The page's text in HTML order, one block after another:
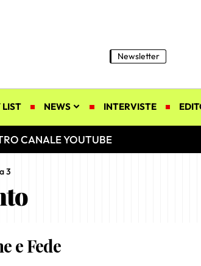
Newsletter
LIST NEWS INTERVISTE
CANALE YOUTUBE
3
e Fede